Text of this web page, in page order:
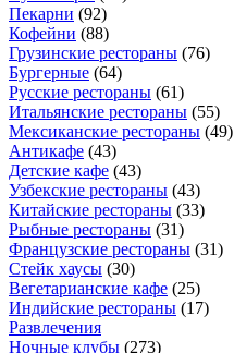
Пекарни (92)
Кофейни (88)
Грузинские рестораны (76)
Бургерные (64)
Русские рестораны (61)
Итальянские рестораны (55)
Мексиканские рестораны (49)
Антикафе (43)
Детские кафе (43)
Узбекские рестораны (43)
Китайские рестораны (33)
Рыбные рестораны (31)
Французские рестораны (31)
Стейк хаусы (30)
Вегетарианские кафе (25)
Индийские рестораны (17)
Развлечения
Ночные клубы (273)